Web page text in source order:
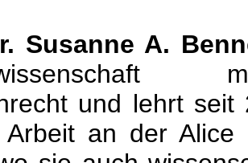
Susanne A.
und lehrt seit
Arbeit an der Alice